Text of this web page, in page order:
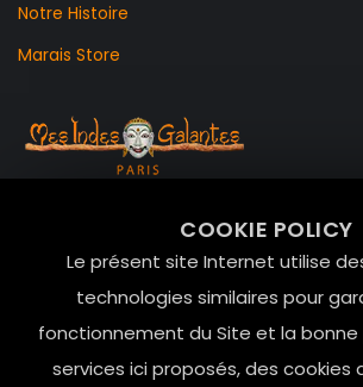
COOKIE POLICY
Le présent site Internet utilise
technologies similaires pour
fonctionnement du Site et la
services ici proposés, des cookies
Notre Histoire
Marais Store
Le Marais, 75004 Paris
contact@mesindesgalantes.com
01.42.72.42.51